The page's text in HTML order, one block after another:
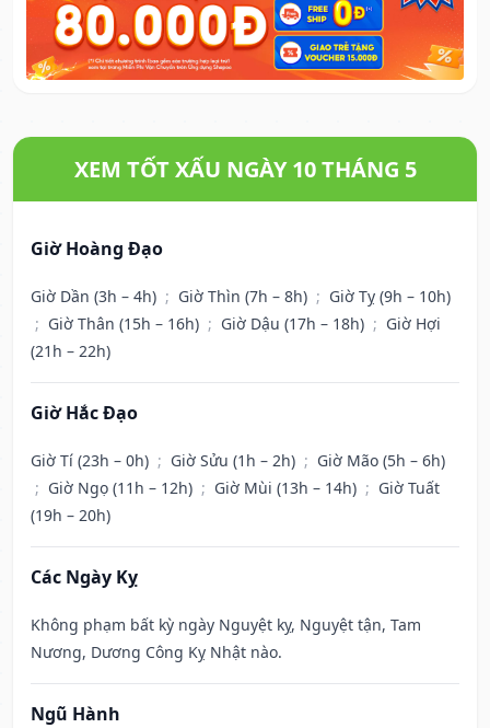
XEM TỐT XẤU NGÀY 10 THÁNG 5
Giờ Hoàng Đạo
Giờ Dần (3h – 4h) ; Giờ Thìn (7h – 8h) ; Giờ Tỵ (9h – 10h)
; Giờ Thân (15h – 16h) ; Giờ Dậu (17h – 18h) ; Giờ Hợi
(21h – 22h)
Giờ Hắc Đạo
Giờ Tí (23h – 0h) ; Giờ Sửu (1h – 2h) ; Giờ Mão (5h – 6h)
; Giờ Ngọ (11h – 12h) ; Giờ Mùi (13h – 14h) ; Giờ Tuất
(19h – 20h)
Các Ngày Kỵ
Không phạm bất kỳ ngày Nguyệt kỵ, Nguyệt tận, Tam
Nương, Dương Công Kỵ Nhật nào.
Ngũ Hành